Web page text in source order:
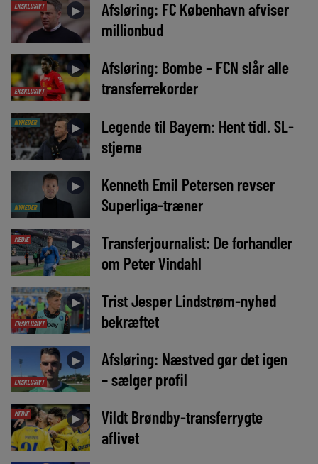
EKSKLUSIVT ►
Afsløring: FC København afviser
millionbud
EKSKLUSIVT
►
Afsløring: Bombe – FCN slår alle
transferrekorder
NYHEDER ►
Legende til Bayern: Hent tidl. SL-
stjerne
NYHEDER
►
Kenneth Emil Petersen revser
Superliga-træner
MEDIE ►
Transferjournalist: De forhandler
om Peter Vindahl
EKSKLUSIVT
►
Trist Jesper Lindstrøm-nyhed
bekræftet
EKSKLUSIVT
►
Afsløring: Næstved gør det igen
– sælger profil
MEDIE ►
Vildt Brøndby-transferrygte
aflivet